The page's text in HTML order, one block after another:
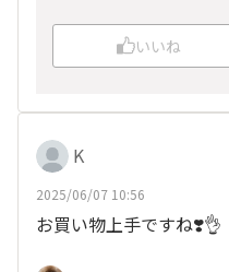
いいね
K
2025/06/07 10:56
お買い物上手ですね❣️👌